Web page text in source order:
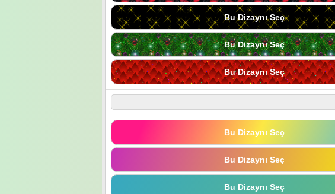
Bu Dizaynı Seç
Bu Dizaynı Seç
Bu Dizaynı Seç
Bu Dizaynı Seç
Bu Dizaynı Seç
Bu Dizaynı Seç